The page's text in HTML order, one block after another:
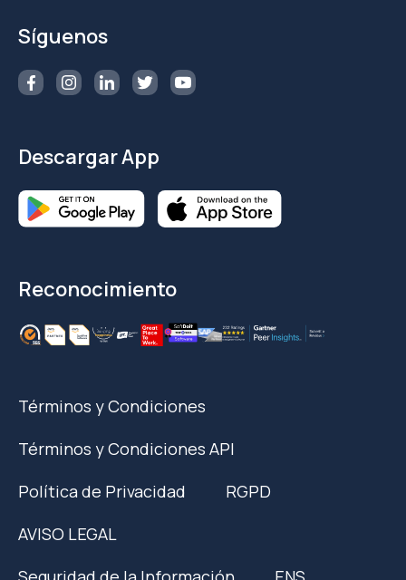
Síguenos
Descargar App
Reconocimiento
Términos y Condiciones
Términos y Condiciones API
Política de Privacidad
RGPD
AVISO LEGAL